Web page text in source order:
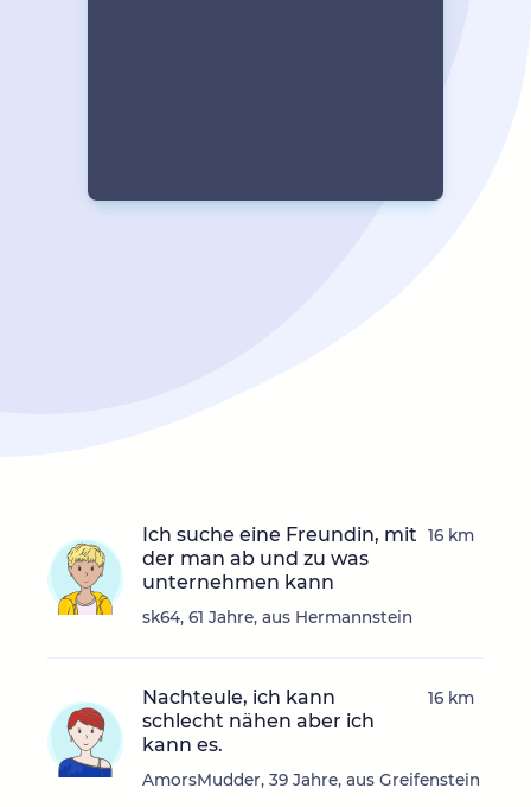
Ich suche eine Freundin, mit
der man ab und zu was
unternehmen kann
sk64, 61 Jahre, aus Hermannstein
16 km
Nachteule, ich kann
schlecht nähen aber ich
kann es.
AmorsMudder, 39 Jahre, aus Greifenstein
16 km